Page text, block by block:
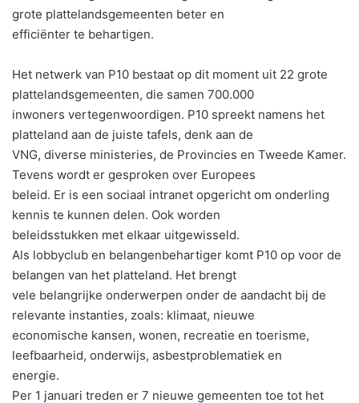
grote plattelandsgemeenten beter en
efficiënter te behartigen.
Het netwerk van P10 bestaat op dit moment uit 22 grote
plattelandsgemeenten, die samen 700.000
inwoners vertegenwoordigen. P10 spreekt namens het
platteland aan de juiste tafels, denk aan de
VNG, diverse ministeries, de Provincies en Tweede Kamer.
Tevens wordt er gesproken over Europees
beleid. Er is een sociaal intranet opgericht om onderling
kennis te kunnen delen. Ook worden
beleidsstukken met elkaar uitgewisseld.
Als lobbyclub en belangenbehartiger komt P10 op voor de
belangen van het platteland. Het brengt
vele belangrijke onderwerpen onder de aandacht bij de
relevante instanties, zoals: klimaat, nieuwe
economische kansen, wonen, recreatie en toerisme,
leefbaarheid, onderwijs, asbestproblematiek en
energie.
Per 1 januari treden er 7 nieuwe gemeenten toe tot het